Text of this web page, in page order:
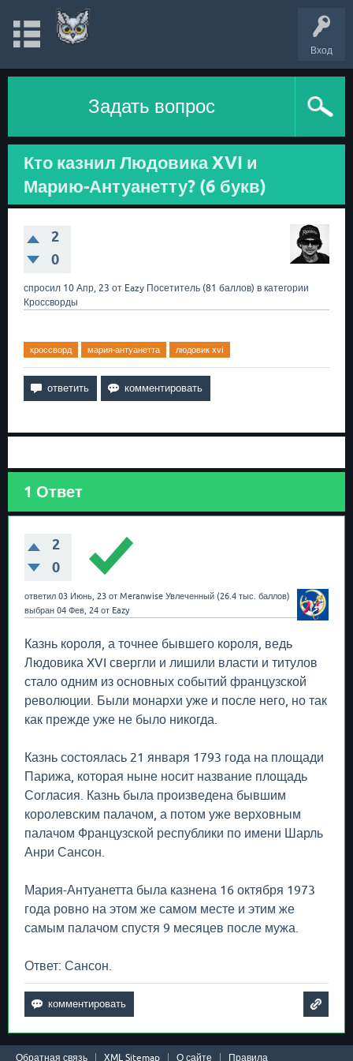
Вход
Задать вопрос
Кто казнил Людовика XVI и
Марию-Антуанетту? (6 букв)
2
0
спросил 10 Апр, 23 от Eazy Посетитель (81 баллов) в категории
Кроссворды
кроссворд мария-антуанетта людовик xvi
1 Ответ
2
0
ответил 03 Июнь, 23 от Meranwise Увлеченный (26.4 тыс. баллов)
выбран 04 Фев, 24 от Eazy
Казнь короля, а точнее бывшего короля, ведь
Людовика XVI свергли и лишили власти и титулов
стало одним из основных событий французской
революции. Были монархи уже и после него, но так
как прежде уже не было никогда.
Казнь состоялась 21 января 1793 года на площади
Парижа, которая ныне носит название площадь
Согласия. Казнь была произведена бывшим
королевским палачом, а потом уже верховным
палачом Французской республики по имени Шарль
Анри Сансон.
Мария-Антуанетта была казнена 16 октября 1973
года ровно на этом же самом месте и этим же
самым палачом спустя 9 месяцев после мужа.
Ответ: Сансон.
Обратная связь XML Sitemap О сайте Правила